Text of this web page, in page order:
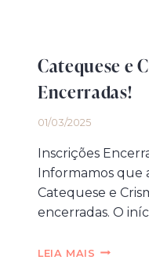
Catequese e
Encerradas!
01/03/2025
Inscrições
Informamos que
Catequese e
encerradas. O
LEIA MAIS